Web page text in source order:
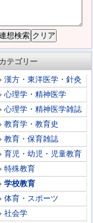
カテゴリー
漢方・東洋医学・針灸
心理学・精神医学
心理学・精神医学雑誌
教育学・教育史
教育・保育雑誌
育児・幼児・児童教育
特殊教育
学校教育
体育・スポーツ
社会学